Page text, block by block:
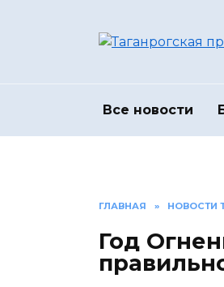
Все новости
ГЛАВНАЯ » НОВОСТИ
Год